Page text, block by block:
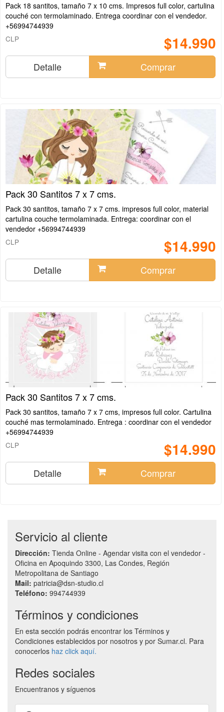
Pack 18 santitos, tamaño 7 x 10 cms. Impresos full color, cartulina
couché con termolaminado. Entrega coordinar con el vendedor.
+56994744939
$14.990
CLP
Detalle Comprar
Pack 30 Santitos 7 x 7 cms.
Pack 30 santitos, tamaño 7 x 7 cms. impresos full color, material
cartulina couche termolaminada. Entrega: coordinar con el
vendedor +56994744939
$14.990
CLP
Detalle Comprar
Pack 30 Santitos 7 x 7 cms.
Pack 30 santitos, tamaño 7 x 7 cms, impresos full color. Cartulina
couché mas termolaminado. Entrega : coordinar con el vendedor
+56994744939
$14.990
CLP
Detalle Comprar
Servicio al cliente
Dirección: Tienda Online - Agendar visita con el vendedor -
Oficina en Apoquindo 3300, Las Condes, Región
Metropolitana de Santiago
Mail: patricia@dsn-studio.cl
Teléfono: 994744939
Términos y condiciones
En esta sección podrás encontrar los Términos y
Condiciones establecidos por nosotros y por Sumar.cl. Para
conocerlos haz click aquí.
Redes sociales
Encuentranos y síguenos